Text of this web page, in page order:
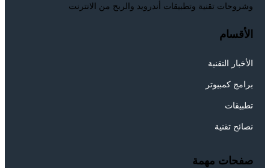
وشروحات تقنية وتطبيقات أندرويد والربح من الانترنت
الأقسام
الأخبار التقنية
برامج كمبيوتر
تطبيقات
نصائح تقنية
صفحات مهمة